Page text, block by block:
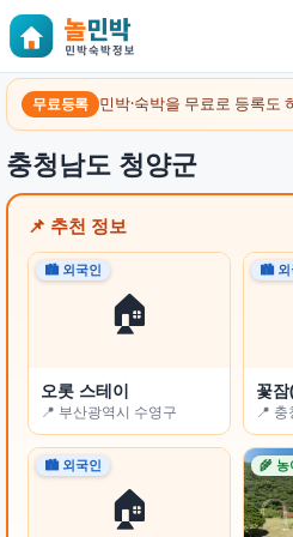
무료등록 민박·숙박을 무료로 등록도
충청남도 청양군
📌 추천 정보
🏠
🏙 외국인
경포맞이
📍 강원특별자치도 강릉시
🏙 외
꽃
📍
🏠
🌾 농어촌 🌾 농
🏠
🏙 외국인
오롯 스테이
📍 부산광역시 수영구
🏙 외
꽃
📍
🏠
🏙 외국인 🌾 농